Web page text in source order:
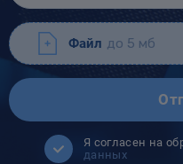
Файл до 5 мб
Я согласен на
данных